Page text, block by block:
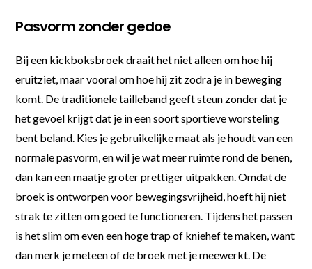
Pasvorm zonder gedoe
Bij een kickboksbroek draait het niet alleen om hoe hij
eruitziet, maar vooral om hoe hij zit zodra je in beweging
komt. De traditionele tailleband geeft steun zonder dat je
het gevoel krijgt dat je in een soort sportieve worsteling
bent beland. Kies je gebruikelijke maat als je houdt van een
normale pasvorm, en wil je wat meer ruimte rond de benen,
dan kan een maatje groter prettiger uitpakken. Omdat de
broek is ontworpen voor bewegingsvrijheid, hoeft hij niet
strak te zitten om goed te functioneren. Tijdens het passen
is het slim om even een hoge trap of kniehef te maken, want
dan merk je meteen of de broek met je meewerkt. De